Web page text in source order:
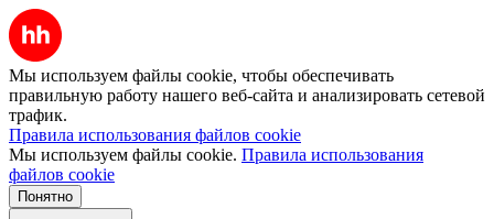
Мы используем файлы cookie, чтобы обеспечивать
правильную работу нашего веб-сайта и анализировать сетевой
трафик.
Правила использования файлов cookie
Мы используем файлы cookie. Правила использования
файлов cookie
Понятно